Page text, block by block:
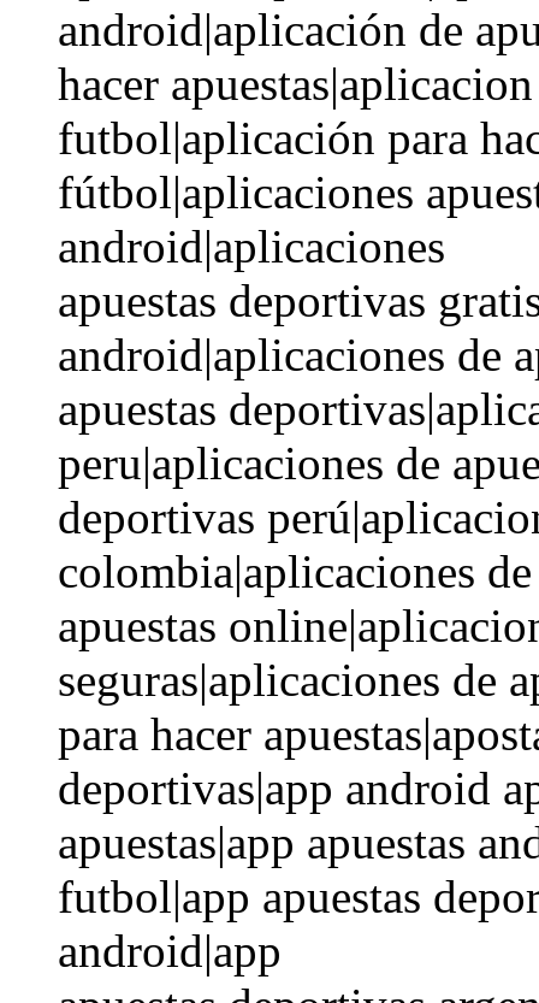
android|aplicación de
hacer
futbol|aplicación para
fútbol|aplicaciones
android|aplicaciones
apuestas deportivas
android|aplicaciones de
apuestas
peru|aplicaciones de
deportivas
colombia|aplicaciones
apuestas
seguras|aplicaciones de
para hacer
deportivas|app android
apuestas|app apuestas
futbol|app apuestas
android|app